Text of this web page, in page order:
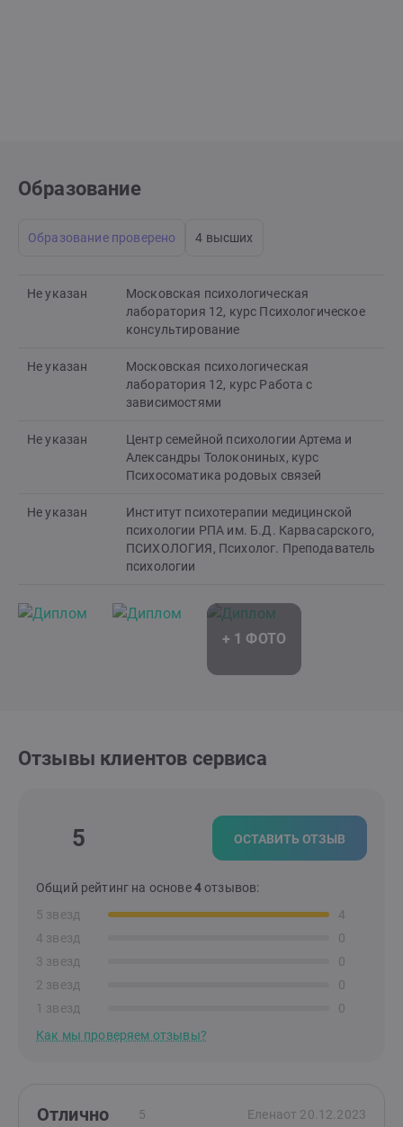
Образование
Образование проверено 4 высших
Не указан
Московская психологическая
лаборатория 12, курс Психологическое
консультирование
Не указан
Московская психологическая
лаборатория 12, курс Работа с
зависимостями
Не указан
Центр семейной психологии Артема и
Александры Толокониных, курс
Психосоматика родовых связей
Не указан
Институт психотерапии медицинской
психологии РПА им. Б.Д. Карвасарского,
ПСИХОЛОГИЯ, Психолог. Преподаватель
психологии
Отзывы клиентов сервиса
5 ОСТАВИТЬ ОТЗЫВ
Как мы проверяем отзывы?
Общий рейтинг на основе4отзывов:
5 звезд
4
4 звезд
0
3 звезд
0
2 звезд
0
1 звезд
0
Отлично 5 Еленаот 20.12.2023